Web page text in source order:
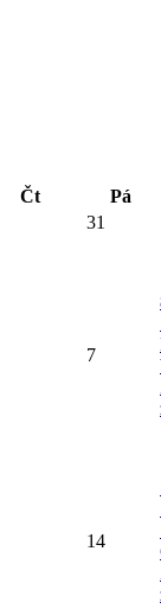
Čt
Pá
31
7
14